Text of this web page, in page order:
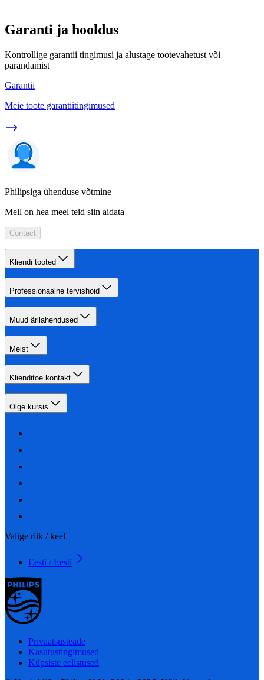
Garanti ja hooldus
Kontrollige garantii tingimusi ja alustage tootevahetust või
parandamist
Garantii
Meie toote garantiitingimused
Philipsiga ühenduse võtmine
Meil on hea meel teid siin aidata
Contact
Kliendi tooted
Professionaalne tervishoid
Muud ärilahendused
Meist
Klienditoe kontakt
Olge kursis
Valige riik / keel
Eesti / Eesti
Privaatsusteade
Kasutustingimused
Küpsiste eelistused